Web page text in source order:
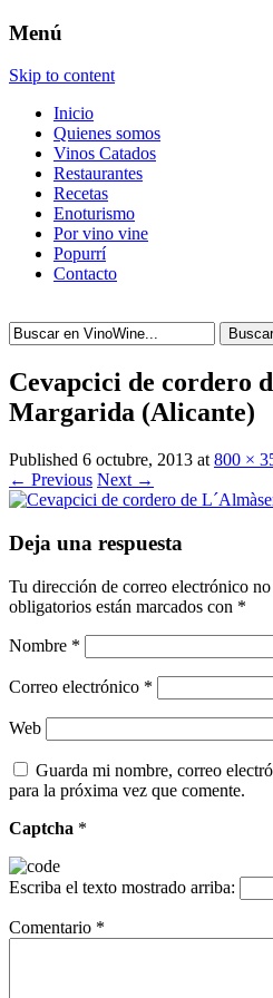
Menú
Skip to content
Inicio
Quienes somos
Vinos Catados
Restaurantes
Recetas
Enoturismo
Por vino vine
Popurrí
Contacto
Buscar
Cevapcici de cordero
Margarida (Alicante)
Published 6 octubre, 2013 at 800 ×
← Previous Next →
Deja una respuesta
Tu dirección de correo electrónico
obligatorios están marcados con *
Nombre *
Correo electrónico *
Web
Guarda mi nombre, correo
para la próxima vez que comente.
Captcha *
Escriba el texto mostrado arriba:
Comentario *